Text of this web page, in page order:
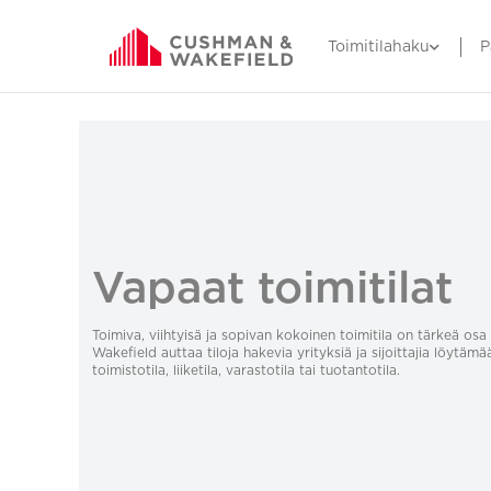
Toimitilahaku
Vapaat toimitilat
Toimiva, viihtyisä ja sopivan kokoinen toimitila on tärkeä osa
Wakefield auttaa tiloja hakevia yrityksiä ja sijoittajia
toimistotila, liiketila, varastotila tai tuotantotila.